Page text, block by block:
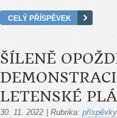
CELÝ PŘÍSPĚVEK
ŠÍLENĚ
LETENSKÉ
30. 11. 2022 Rubrika: příspěvky